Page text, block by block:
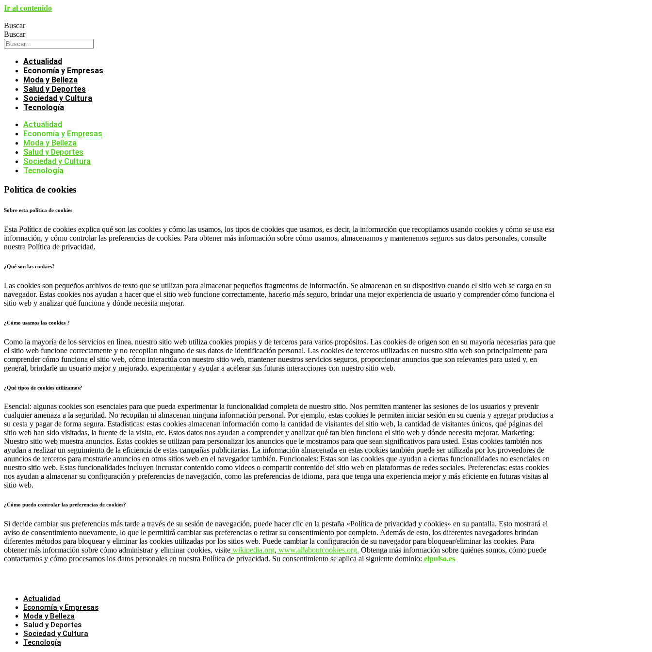
Ir al contenido
Buscar
Buscar
Actualidad
Economía y Empresas
Moda y Belleza
Salud y Deportes
Sociedad y Cultura
Tecnología
Actualidad
Economía y Empresas
Moda y Belleza
Salud y Deportes
Sociedad y Cultura
Tecnología
Política de cookies
Sobre esta política de cookies
Esta Política de cookies explica qué son las cookies y cómo las usamos, los tipos de cookies que usamos, es decir, la información que recopilamos usando cookies y cómo se usa esa
información, y cómo controlar las preferencias de cookies. Para obtener más información sobre cómo usamos, almacenamos y mantenemos seguros sus datos personales, consulte
nuestra Política de privacidad.
¿Qué son las cookies?
Las cookies son pequeños archivos de texto que se utilizan para almacenar pequeños fragmentos de información. Se almacenan en su dispositivo cuando el sitio web se carga en su
navegador. Estas cookies nos ayudan a hacer que el sitio web funcione correctamente, hacerlo más seguro, brindar una mejor experiencia de usuario y comprender cómo funciona el
sitio web y analizar qué funciona y dónde necesita mejorar.
¿Cómo usamos las cookies ?
Como la mayoría de los servicios en línea, nuestro sitio web utiliza cookies propias y de terceros para varios propósitos. Las cookies de origen son en su mayoría necesarias para que
el sitio web funcione correctamente y no recopilan ninguno de sus datos de identificación personal. Las cookies de terceros utilizadas en nuestro sitio web son principalmente para
comprender cómo funciona el sitio web, cómo interactúa con nuestro sitio web, mantener nuestros servicios seguros, proporcionar anuncios que son relevantes para usted y, en
general, brindarle un usuario mejor y mejorado. experimentar y ayudar a acelerar sus futuras interacciones con nuestro sitio web.
¿Qué tipos de cookies utilizamos?
Esencial: algunas cookies son esenciales para que pueda experimentar la funcionalidad completa de nuestro sitio. Nos permiten mantener las sesiones de los usuarios y prevenir
cualquier amenaza a la seguridad. No recopilan ni almacenan ninguna información personal. Por ejemplo, estas cookies le permiten iniciar sesión en su cuenta y agregar productos a
su cesta y pagar de forma segura. Estadísticas: estas cookies almacenan información como la cantidad de visitantes del sitio web, la cantidad de visitantes únicos, qué páginas del
sitio web han sido visitadas, la fuente de la visita, etc. Estos datos nos ayudan a comprender y analizar qué tan bien funciona el sitio web y dónde necesita mejorar. Marketing:
Nuestro sitio web muestra anuncios. Estas cookies se utilizan para personalizar los anuncios que le mostramos para que sean significativos para usted. Estas cookies también nos
ayudan a realizar un seguimiento de la eficiencia de estas campañas publicitarias. La información almacenada en estas cookies también puede ser utilizada por los proveedores de
anuncios de terceros para mostrarle anuncios en otros sitios web en el navegador también. Funcionales: Estas son las cookies que ayudan a ciertas funcionalidades no esenciales en
nuestro sitio web. Estas funcionalidades incluyen incrustar contenido como videos o compartir contenido del sitio web en plataformas de redes sociales. Preferencias: estas cookies
nos ayudan a almacenar su configuración y preferencias de navegación, como las preferencias de idioma, para que tenga una experiencia mejor y más eficiente en futuras visitas al
sitio web.
¿Cómo puedo controlar las preferencias de cookies?
Si decide cambiar sus preferencias más tarde a través de su sesión de navegación, puede hacer clic en la pestaña «Política de privacidad y cookies» en su pantalla. Esto mostrará el
aviso de consentimiento nuevamente, lo que le permitirá cambiar sus preferencias o retirar su consentimiento por completo. Además de esto, los diferentes navegadores brindan
diferentes métodos para bloquear y eliminar las cookies utilizadas por los sitios web. Puede cambiar la configuración de su navegador para bloquear/eliminar las cookies. Para
obtener más información sobre cómo administrar y eliminar cookies, visite wikipedia.org, www.allaboutcookies.org. Obtenga más información sobre quiénes somos, cómo puede
contactarnos y cómo procesamos los datos personales en nuestra Política de privacidad. Su consentimiento se aplica al siguiente dominio: elpulso.es
Actualidad
Economía y Empresas
Moda y Belleza
Salud y Deportes
Sociedad y Cultura
Tecnología